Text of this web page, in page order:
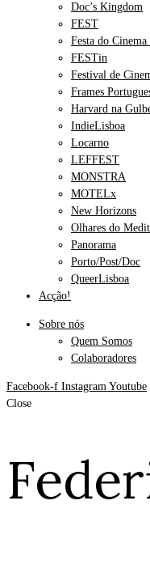
Doc’s Kingdom
FEST
Festa do Cinema
FESTin
Festival de
Frames
Harvard na
IndieLisboa
Locarno
LEFFEST
MONSTRA
MOTELx
New Horizons
Olhares do
Panorama
Porto/Post/Doc
QueerLisboa
Acção!
Sobre nós
Quem Somos
Colaboradores
Facebook-f Instagram Youtube
Close